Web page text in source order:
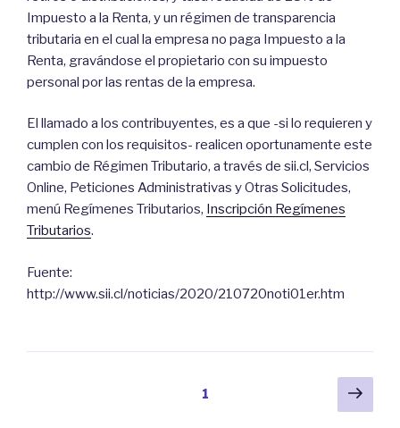
Impuesto a la Renta, y un régimen de transparencia
tributaria en el cual la empresa no paga Impuesto a la
Renta, gravándose el propietario con su impuesto
personal por las rentas de la empresa.
El llamado a los contribuyentes, es a que -si lo requieren y
cumplen con los requisitos- realicen oportunamente este
cambio de Régimen Tributario, a través de sii.cl, Servicios
Online, Peticiones Administrativas y Otras Solicitudes,
menú Regímenes Tributarios, Inscripción Regímenes
Tributarios.
Fuente:
http://www.sii.cl/noticias/2020/210720noti01er.htm
1